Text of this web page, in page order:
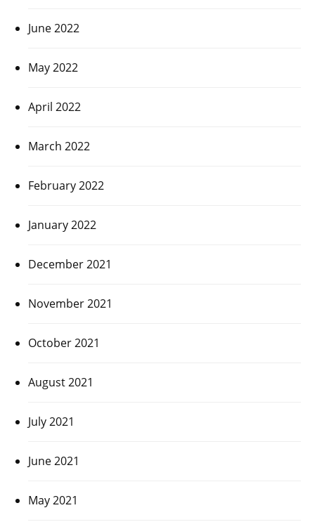
June 2022
May 2022
April 2022
March 2022
February 2022
January 2022
December 2021
November 2021
October 2021
August 2021
July 2021
June 2021
May 2021